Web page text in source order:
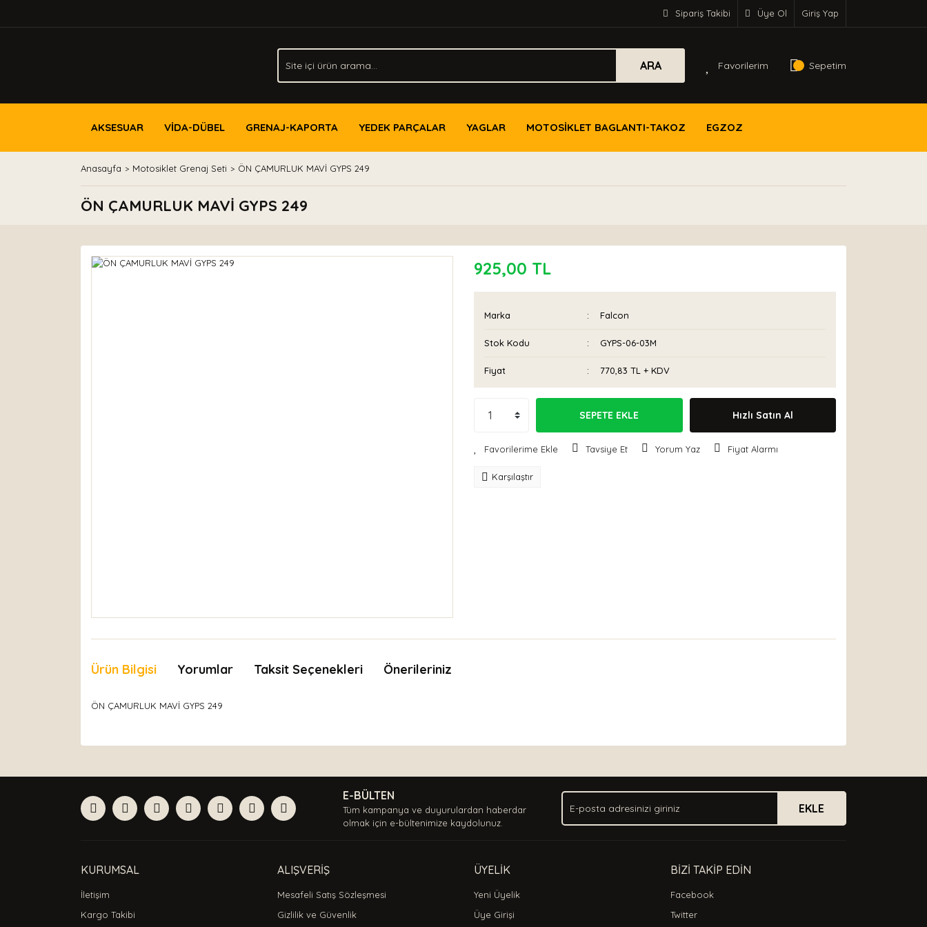
Sipariş Takibi Üye Ol Giriş Yap
ARA Favorilerim Sepetim
AKSESUAR VİDA-DÜBEL GRENAJ-KAPORTA YEDEK PARÇALAR YAGLAR MOTOSİKLET BAGLANTI-TAKOZ EGZOZ
Anasayfa Motosiklet Grenaj Seti ÖN ÇAMURLUK MAVİ GYPS 249
ÖN ÇAMURLUK MAVİ GYPS 249
925,00 TL
Marka Falcon
Stok Kodu GYPS-06-03M
Fiyat 770,83 TL + KDV
SEPETE EKLE Hızlı Satın Al
Tavsiye Et Yorum Yaz Fiyat Alarmı
Karşılaştır
Ürün Bilgisi Yorumlar Taksit Seçenekleri Önerileriniz
ÖN ÇAMURLUK MAVİ GYPS 249
Ürün açıklamasında eksik bilgiler bulunuyor.
Bu ürüne benzer farklı alternatifler olmalı.
E-BÜLTEN
Tüm kampanya ve duyurulardan haberdar
olmak için e-bültenimize kaydolunuz.
EKLE
KURUMSAL
İletişim
Kargo Takibi
ALIŞVERİŞ
Mesafeli Satış Sözleşmesi
Gizlilik ve Güvenlik
ÜYELİK
Yeni Üyelik
Üye Girişi
BİZİ TAKİP EDİN
Facebook
Twitter